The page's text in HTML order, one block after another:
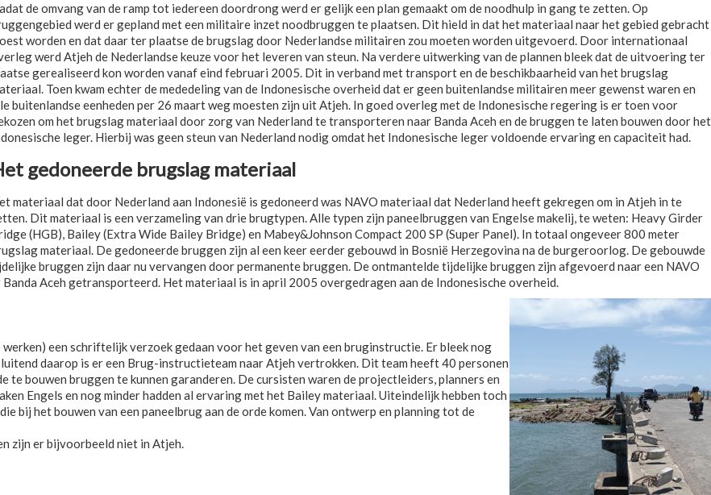
de omvang van de ramp tot iedereen doordrong werd er gelijk een plan gemaakt om de noodhulp in gang te zetten. Op
werd er gepland met een militaire inzet noodbruggen te plaatsen. Dit hield in dat het materiaal naar het gebied gebracht
worden en dat daar ter plaatse de brugslag door Nederlandse militairen zou moeten worden uitgevoerd. Door internationaal
werd Atjeh de Nederlandse keuze voor het leveren van steun. Na verdere uitwerking van de plannen bleek dat de uitvoering ter
gerealiseerd kon worden vanaf eind februari 2005. Dit in verband met transport en de beschikbaarheid van het brugslag
Toen kwam echter de mededeling van de Indonesische overheid dat er geen buitenlandse militairen meer gewenst waren en
buitenlandse eenheden per 26 maart weg moesten zijn uit Atjeh. In goed overleg met de Indonesische regering is er toen voor
om het brugslag materiaal door zorg van Nederland te transporteren naar Banda Aceh en de bruggen te laten bouwen door het
leger. Hierbij was geen steun van Nederland nodig omdat het Indonesische leger voldoende ervaring en capaciteit had.
gedoneerde brugslag materiaal
materiaal dat door Nederland aan Indonesië is gedoneerd was NAVO materiaal dat Nederland heeft gekregen om in Atjeh in te
Dit materiaal is een verzameling van drie brugtypen. Alle typen zijn paneelbruggen van Engelse makelij, te weten: Heavy Girder
(HGB), Bailey (Extra Wide Bailey Bridge) en Mabey&Johnson Compact 200 SP (Super Panel). In totaal ongeveer 800 meter
materiaal. De gedoneerde bruggen zijn al een keer eerder gebouwd in Bosnië Herzegovina na de burgeroorlog. De gebouwde
bruggen zijn daar nu vervangen door permanente bruggen. De ontmantelde tijdelijke bruggen zijn afgevoerd naar een NAVO
Aceh getransporteerd. Het materiaal is in april 2005 overgedragen aan de Indonesische overheid.
een schriftelijk verzoek gedaan voor het geven van een bruginstructie. Er bleek nog
daarop is er een Brug-instructieteam naar Atjeh vertrokken. Dit team heeft 40 personen
bouwen bruggen te kunnen garanderen. De cursisten waren de projectleiders, planners en
Engels en nog minder hadden al ervaring met het Bailey materiaal. Uiteindelijk hebben toch
bij het bouwen van een paneelbrug aan de orde komen. Van ontwerp en planning tot de
zijn er bijvoorbeeld niet in Atjeh.